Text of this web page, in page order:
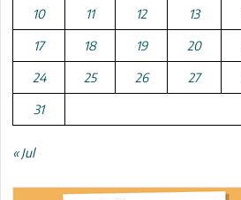
10 11 12 13
17 18 19 20
24 25 26 27
31
« Jul